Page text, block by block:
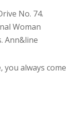
always come